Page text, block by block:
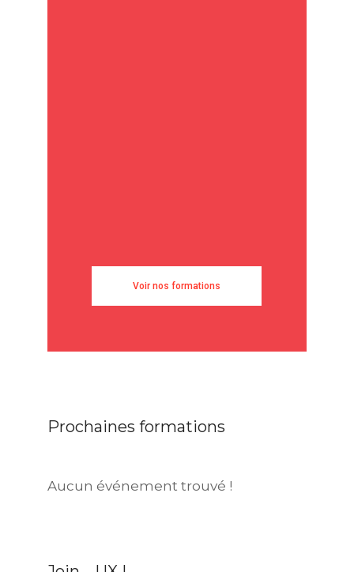
Voir nos formations
Prochaines formations
Aucun événement trouvé !